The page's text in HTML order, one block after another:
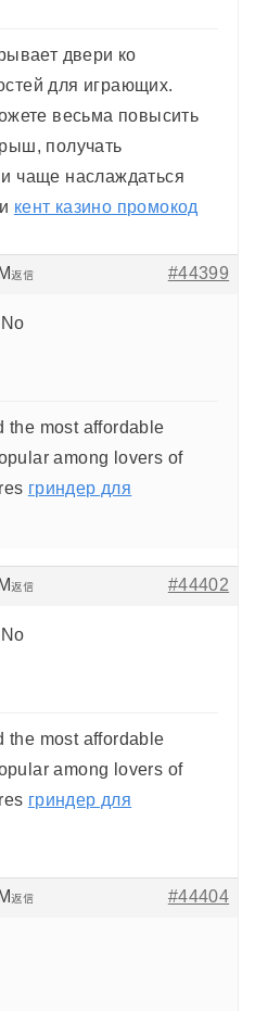
двери ко
для играющих.
весьма повысить
получать
чаще наслаждаться
кент казино промокод
#44399
返信
the most affordable
among lovers of
гриндер для
#44402
返信
the most affordable
among lovers of
гриндер для
#44404
返信